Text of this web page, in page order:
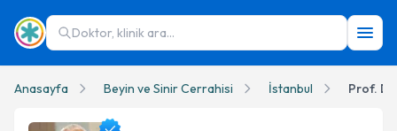
Doktor, klinik ara...
Anasayfa Beyin ve Sinir Cerrahisi İstanbul Prof.